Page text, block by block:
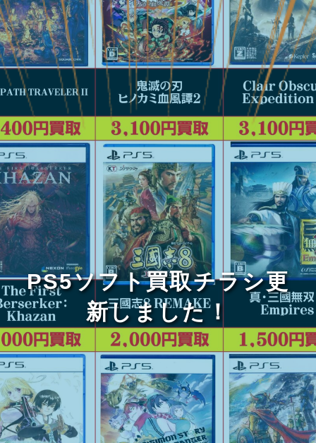
PS5ソフト買取チラシ更
新しました！